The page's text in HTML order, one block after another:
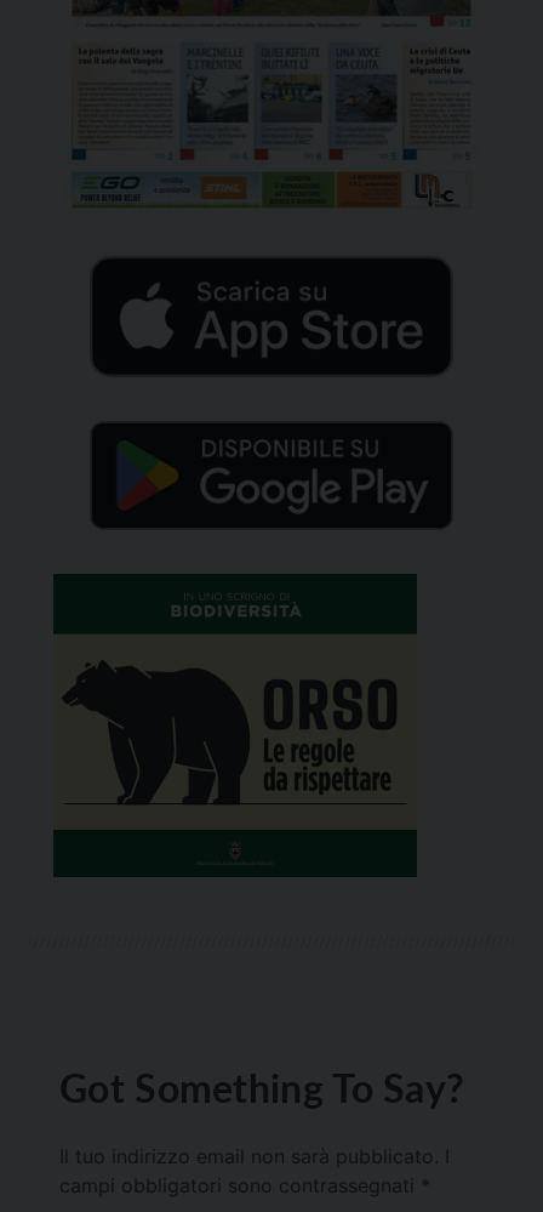
Got Something To Say?
Il tuo indirizzo email non sarà pubblicato.
campi obbligatori sono contrassegnati *